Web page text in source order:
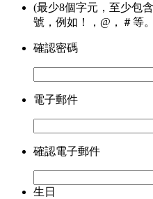
(最少8個字元，至少包
號，例如！，@，＃等
確認密碼
電子郵件
確認電子郵件
生日